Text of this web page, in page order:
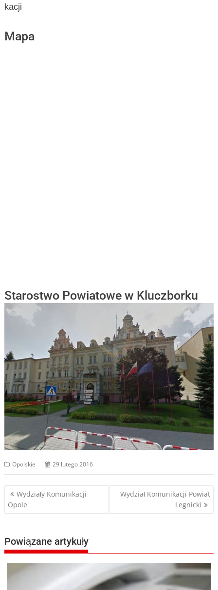
kacji
Mapa
Starostwo Powiatowe w Kluczborku
Opolskie 29 lutego 2016
Nawigacja
wpisu
Wydziały Komunikacji
Opole
Wydział Komunikacji Powiat
Legnicki
Powiązane artykuły